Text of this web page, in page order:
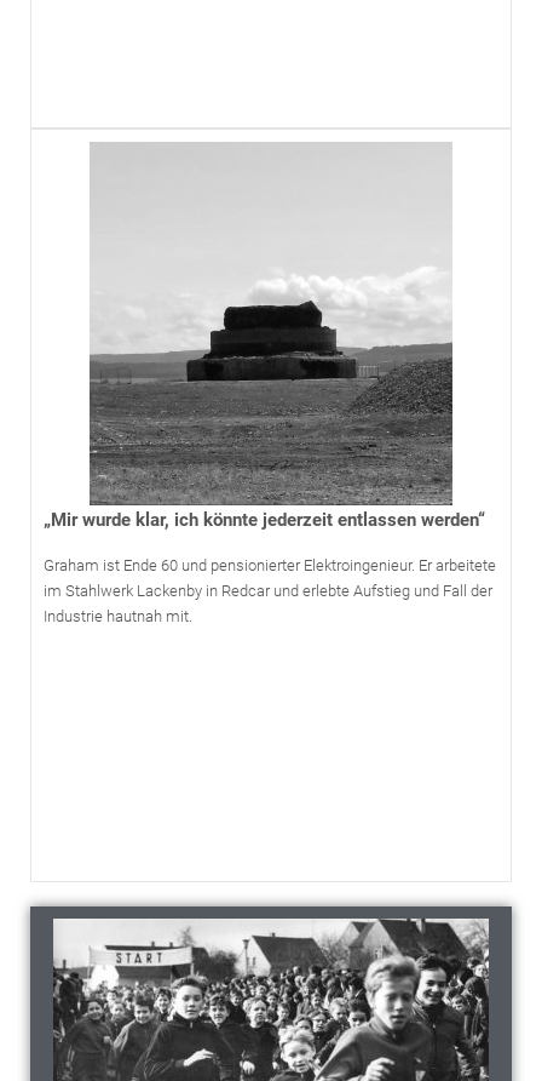
„Mir wurde klar, ich könnte jederzeit entlassen werden“
Graham ist Ende 60 und pensionierter Elektroingenieur. Er arbeitete
im Stahlwerk Lackenby in Redcar und erlebte Aufstieg und Fall der
Industrie hautnah mit.